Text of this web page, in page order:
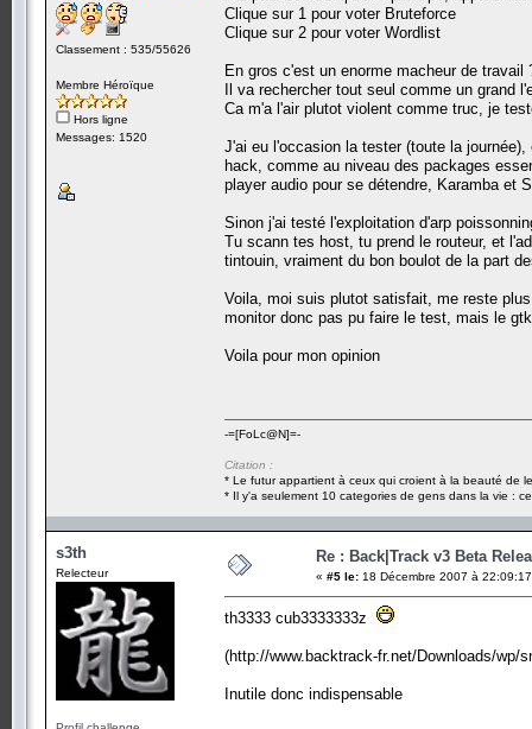
Classement : 535/55626
Membre Héroïque
Hors ligne
Messages: 1520
Clique sur 1 pour voter Bruteforce
Clique sur 2 pour voter Wordlist
En gros c'est un enorme macheur de travail
Il va rechercher tout seul comme un grand
Ca m'a l'air plutot violent comme truc, je
J'ai eu l'occasion la tester (toute la
hack, comme au niveau des packages
player audio pour se détendre, Karamba et
Sinon j'ai testé l'exploitation d'arp
Tu scann tes host, tu prend le routeur, et
tintouin, vraiment du bon boulot de la part
Voila, moi suis plutot satisfait, me reste
monitor donc pas pu faire le test, mais le
Voila pour mon opinion
-=[FoLc@N]=-
Citation :
* Le futur appartient à ceux qui croient à la beauté de
* Il y'a seulement 10 categories de gens dans la vie :
s3th
Relecteur
Re : Back|Track v3 Beta
« #5 le: 18 Décembre 2007 à
th3333 cub3333333z
(http://www.backtrack-fr.net/Downloads/wp/
Inutile donc indispensable